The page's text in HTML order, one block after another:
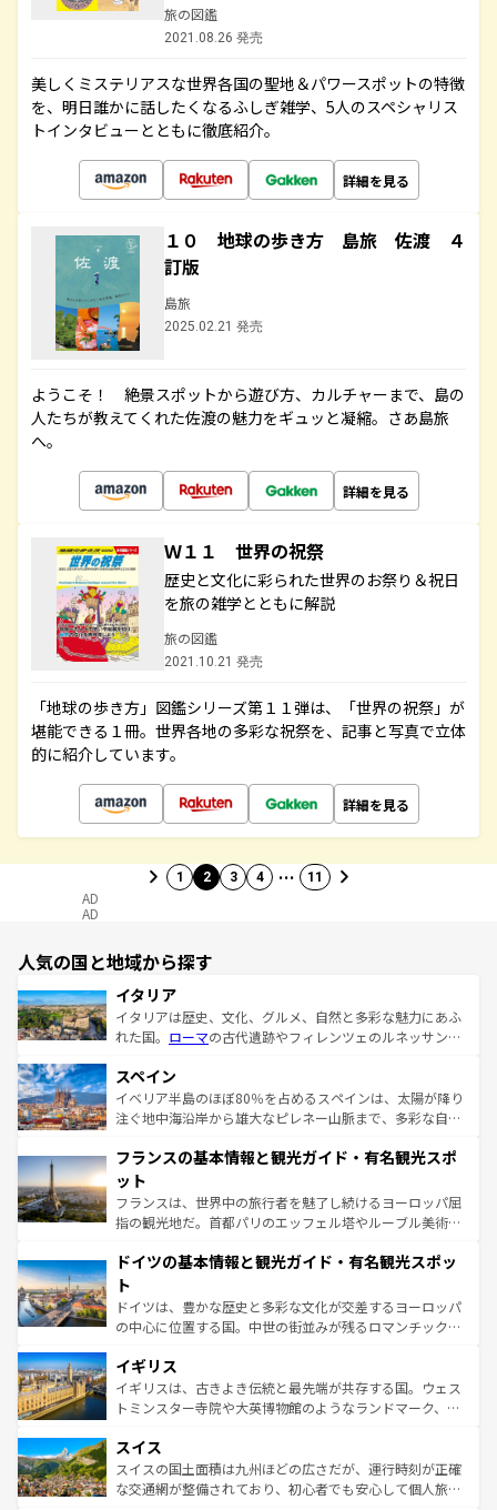
旅の図鑑
2021.08.26 発売
美しくミステリアスな世界各国の聖地＆パワースポットの特徴
を、明日誰かに話したくなるふしぎ雑学、5人のスペシャリス
トインタビューとともに徹底紹介。
詳細を見る
１０ 地球の歩き方 島旅 佐渡 ４
訂版
島旅
2025.02.21 発売
ようこそ！ 絶景スポットから遊び方、カルチャーまで、島の
人たちが教えてくれた佐渡の魅力をギュッと凝縮。さあ島旅
へ。
詳細を見る
Ｗ１１ 世界の祝祭
歴史と文化に彩られた世界のお祭り＆祝日
を旅の雑学とともに解説
旅の図鑑
2021.10.21 発売
「地球の歩き方」図鑑シリーズ第１１弾は、「世界の祝祭」が
堪能できる１冊。世界各地の多彩な祝祭を、記事と写真で立体
的に紹介しています。
詳細を見る
1 2 3 4 … 11
AD
AD
人気の国と地域から探す
イタリア
イタリアは歴史、文化、グルメ、自然と多彩な魅力にあふ
れた国。 ローマの古代遺跡やフィレンツェのルネッサンス
ろん、トスカーナの美しい田園風景やアマルフィ海岸の絶
景など、自然景観も見逃せない。観光の合間には、本場の
ピザやパスタなど、絶品のイタリア料理を堪能することも
ませてくれるイタリアで、忘れられない旅をしてみよう！
なお、新着のイタリア情報は
しい。
スペイン
イベリア半島のほぼ80％を占めるスペインは、太陽が降り
注ぐ地中海沿岸から雄大なピレネー山脈まで、多彩な自然
文化が根付くこの国では、情熱的なフラメンコ、熱気あふ
れる闘牛、そして美味しいタパスが生活の一部となってい
る。首都マドリードの洗練された雰囲気や、バルセロナの
アートに溢れた街角から、地方では古代ローマ遺跡や中世
せる。地方によって風土や気候が異なるスペインはその個
ンテンツ一覧 を参照してほしい。
フランスの基本情報と観光ガイド・有名観光スポ
ット
フランスは、世界中の旅行者を魅了し続けるヨーロッパ屈
指の観光地だ。首都パリのエッフェル塔やルーブル美術館
で、幅広い魅力が詰まっている。華麗な宮殿、歴史的な大
聖堂、美しいビーチ、そして豊かな自然が、訪れる者を心
から魅了する。また、フランスは美食の国としても知ら
れ、フランス料理はユネスコ無形文化遺産にも登録されて
香り高いラベンダー畑など、多彩な楽しみ方が可能だ。さ
らに、パリ以外の地域にも魅力が溢れており、どの街角に
も豊かな歴史と文化が息づいている。パリ以外の個性あふ
を参照してほしい。
ドイツの基本情報と観光ガイド・有名観光スポッ
ト
ドイツは、豊かな歴史と多彩な文化が交差するヨーロッパ
の中心に位置する国。中世の街並みが残るロマンチック街
顔を持つこの国は、どこを歩いても飽きることがない。ベ
ルリンの文化的活気、バイエルン州のアルプスの絶景、そ
してライン川沿いのワイン畑といった風景は必見。ビール
は、お酒好きな人にはぜひ体験してほしい。 なお、新着の
ドイツ情報はコンテンツ一覧を参照してほしい。
イギリス
イギリスは、古きよき伝統と最先端が共存する国。ウェス
トミンスター寺院や大英博物館のようなランドマーク、歴
リアごとに異なる魅力がある。また、優雅なアフタヌーン
ティー、ビール好きにはたまらない英国パブ、サッカー観
戦など、本場だからこそできる体験も豊富。イギリスを旅
スイス
スイスの国土面積は九州ほどの広さだが、運行時刻が正確
な交通網が整備されており、初心者でも安心して個人旅行